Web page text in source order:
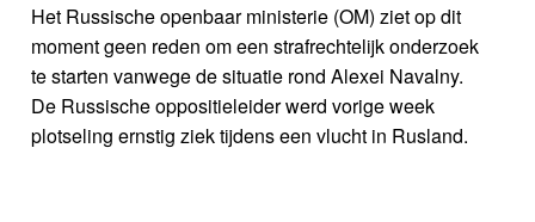
Het Russische openbaar ministerie (OM) ziet op dit
moment geen reden om een strafrechtelijk onderzoek
te starten vanwege de situatie rond Alexei Navalny.
De Russische oppositieleider werd vorige week
plotseling ernstig ziek tijdens een vlucht in Rusland.